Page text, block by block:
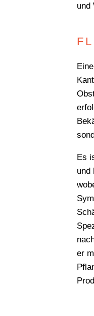
und
Es
und
er